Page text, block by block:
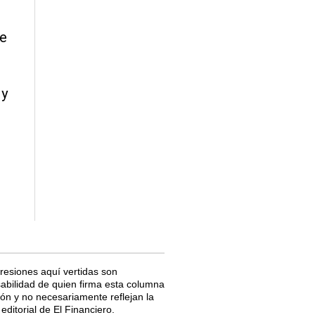
aquí vertidas son
de quien firma esta columna
y no necesariamente reflejan la
de El Financiero.